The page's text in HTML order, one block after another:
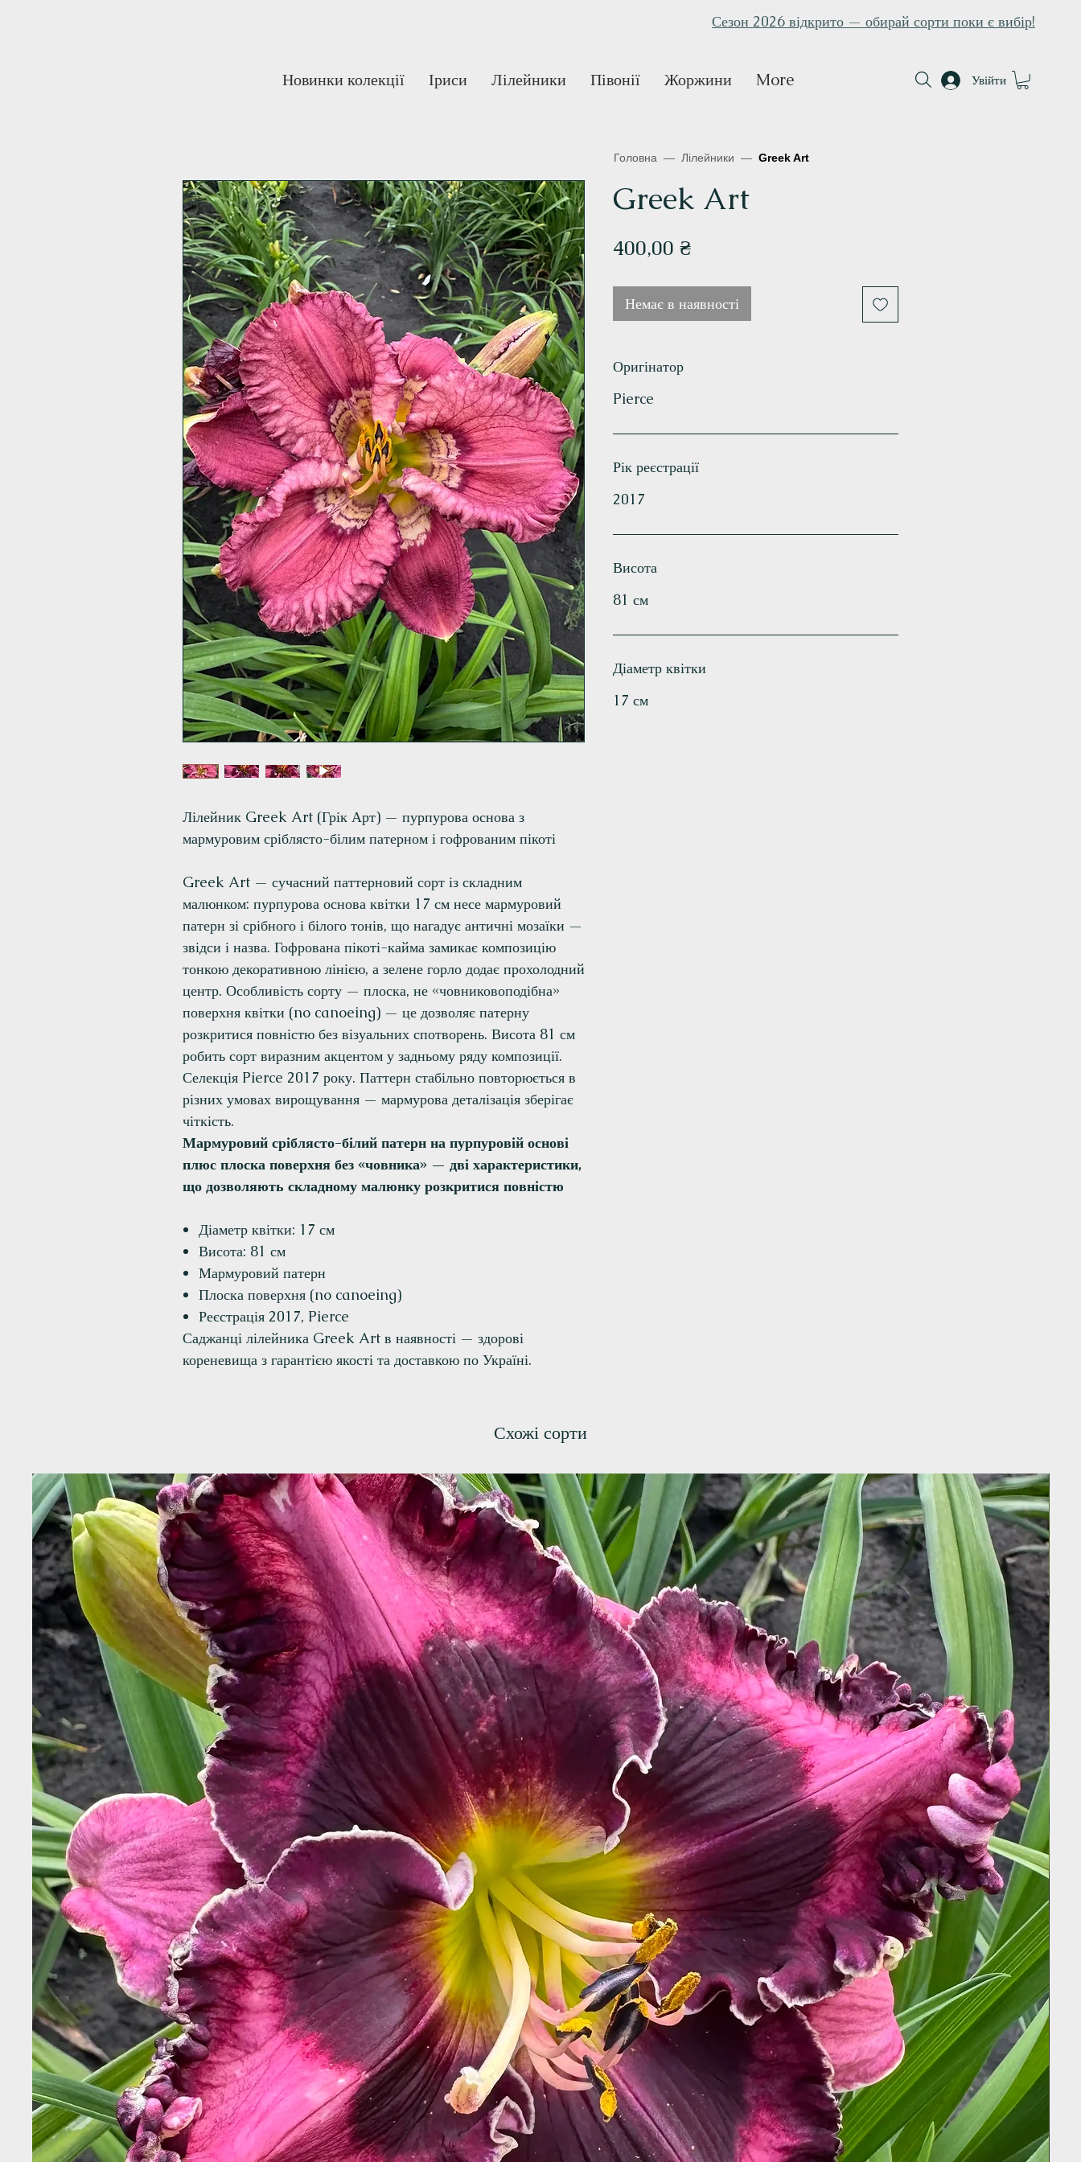
Сезон 2026 відкрито — обирай сорти поки є вибір!
Увійти
Новинки колекції Іриси Лілейники Півонії Жоржини More
Лілейник Greek Art (Грік Арт) — пурпурова основа з
мармуровим сріблясто-білим патерном і гофрованим пікоті
Greek Art — сучасний паттерновий сорт із складним
малюнком: пурпурова основа квітки 17 см несе мармуровий
патерн зі срібного і білого тонів, що нагадує античні мозаїки —
звідси і назва. Гофрована пікоті-кайма замикає композицію
тонкою декоративною лінією, а зелене горло додає прохолодний
центр. Особливість сорту — плоска, не «човниковоподібна»
поверхня квітки (no canoeing) — це дозволяє патерну
розкритися повністю без візуальних спотворень. Висота 81 см
робить сорт виразним акцентом у задньому ряду композиції.
Селекція Pierce 2017 року. Паттерн стабільно повторюється в
різних умовах вирощування — мармурова деталізація зберігає
чіткість.
Мармуровий сріблясто-білий патерн на пурпуровій основі
плюс плоска поверхня без «човника» — дві характеристики,
що дозволяють складному малюнку розкритися повністю
Діаметр квітки: 17 см
Висота: 81 см
Мармуровий патерн
Плоска поверхня (no canoeing)
Реєстрація 2017, Pierce
Саджанці лілейника Greek Art в наявності — здорові
кореневища з гарантією якості та доставкою по Україні.
Greek Art
400,00 ₴Ціна
Немає в наявності
Оригінатор
Pierce
Рік реєстрації
2017
Висота
81 см
Діаметр квітки
17 см
Головна — Лілейники — Greek Art
Схожі сорти